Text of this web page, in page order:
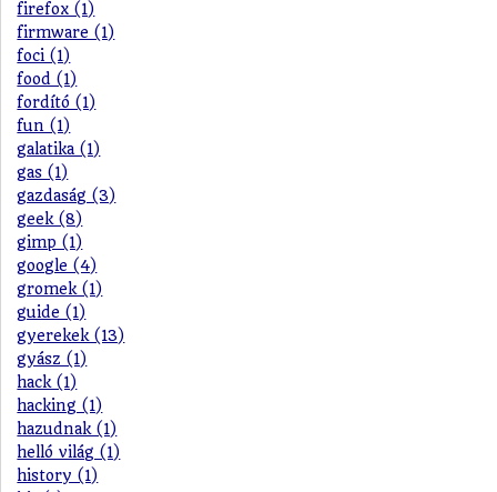
firefox (1)
firmware (1)
foci (1)
food (1)
fordító (1)
fun (1)
galatika (1)
gas (1)
gazdaság (3)
geek (8)
gimp (1)
google (4)
gromek (1)
guide (1)
gyerekek (13)
gyász (1)
hack (1)
hacking (1)
hazudnak (1)
helló világ (1)
history (1)